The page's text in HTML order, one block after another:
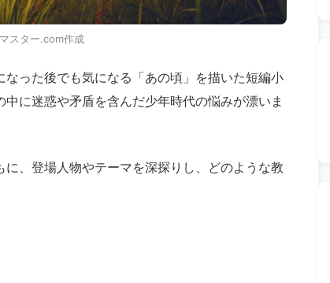
スター.com作成
った後でも気になる「あの頃」を描いた短編小
に迷惑や矛盾を含んだ少年時代の悩みが漂いま
、登場人物やテーマを深探りし、どのような教